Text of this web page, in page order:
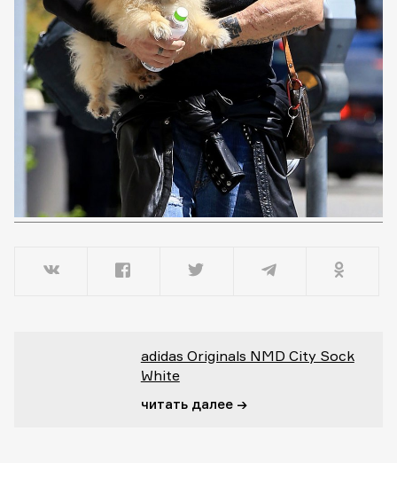
adidas Originals NMD City Sock
White
читать далее →